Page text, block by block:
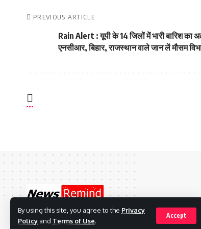
By using this site, you agree to the Privacy
Policy and Terms of Use.
Accept
PREVIOUS ARTICLE
Rain Alert : यूपी के 14 जिलों में भारी बारिश का
एनसीआर, बिहार, राजस्थान वाले जान लें मौसम